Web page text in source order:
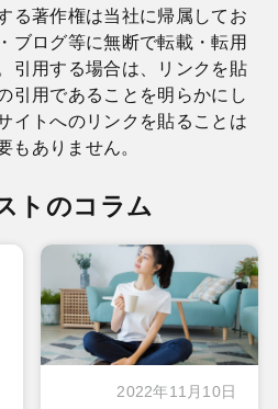
る著作権は当社に帰属してお
ブログ等に無断で転載・転用
引用する場合は、リンクを貼
引用であることを明らかにし
イトへのリンクを貼ることは
もありません。
トのコラム
2022年11月10日